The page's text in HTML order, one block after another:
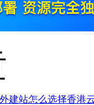
建站怎么选择香港